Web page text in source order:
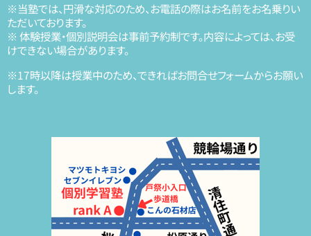
※当塾では、円滑な対応のため、お電話の際はお名前をお名乗りい
ただいております。
※ 体験授業・個別説明会は事前予約制です。内容によっては、お受
けできない場合があります。
※17時以降は授業中のため、できればお問合せフォームからお願い
します。